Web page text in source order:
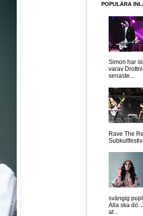
POPULÄRA
Simon har
varav
senaste...
Rave The
svängig
Alla ska dö.
at...